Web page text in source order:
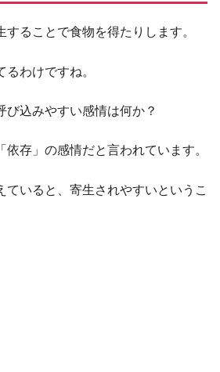
ることで食物を得たりします。
るわけですね。
び込みやすい感情は何か？
依存」の感情だと言われています。
ていると、寄生されやすいというこ